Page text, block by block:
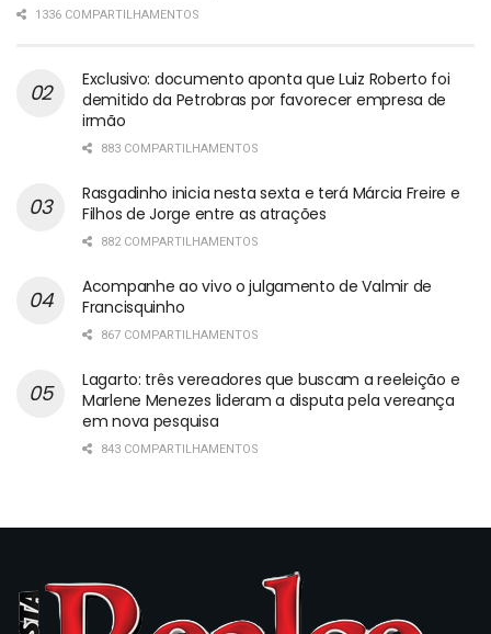
1336 COMPARTILHAMENTOS
Exclusivo: documento aponta que Luiz Roberto foi
demitido da Petrobras por favorecer empresa de
irmão
883 COMPARTILHAMENTOS
Rasgadinho inicia nesta sexta e terá Márcia Freire e
Filhos de Jorge entre as atrações
882 COMPARTILHAMENTOS
Acompanhe ao vivo o julgamento de Valmir de
Francisquinho
867 COMPARTILHAMENTOS
Lagarto: três vereadores que buscam a reeleição e
Marlene Menezes lideram a disputa pela vereança
em nova pesquisa
843 COMPARTILHAMENTOS